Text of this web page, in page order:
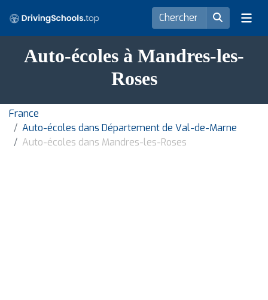
Auto-écoles à Mandres-les-
Roses
France
Auto-écoles dans Département de Val-de-Marne
Auto-écoles dans Mandres-les-Roses